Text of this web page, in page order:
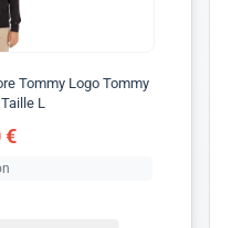
Tommy Logo Tommy
L
€